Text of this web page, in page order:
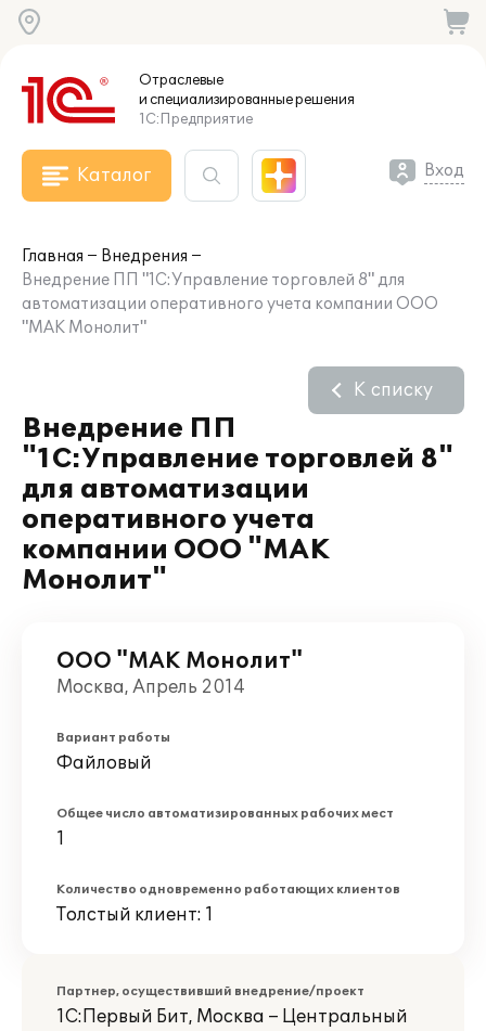
Отраслевые
и специализированныерешения
1С:Предприятие
Каталог Вход
Главная
Внедрения
Внедрение ПП "1С:Управление торговлей 8" для
автоматизации оперативного учета компании ООО
"МАК Монолит"
Внедрение ПП
"1С:Управление торговлей 8"
для автоматизации
оперативного учета
компании ООО "МАК
Монолит"
К списку
ООО "МАК Монолит"
Москва, Апрель 2014
Вариант работы
Файловый
Общее число автоматизированных рабочих мест
1
Количество одновременно работающих клиентов
Толстый клиент: 1
Партнер, осуществивший внедрение/проект
1С:Первый Бит, Москва – Центральный